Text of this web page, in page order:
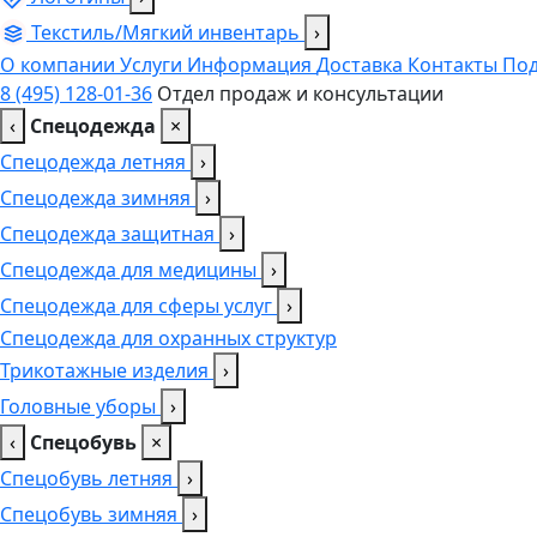
Текстиль/Мягкий инвентарь ›
О компании Услуги Информация Доставка Контакты
8 (495) 128-01-36 Отдел продаж и консультации
‹ Спецодежда
×
Спецодежда летняя ›
Спецодежда зимняя ›
Спецодежда защитная ›
Спецодежда для медицины ›
Спецодежда для сферы услуг ›
Спецодежда для охранных структур
Трикотажные изделия ›
Головные уборы ›
‹ Спецобувь ×
Спецобувь летняя ›
Спецобувь зимняя ›